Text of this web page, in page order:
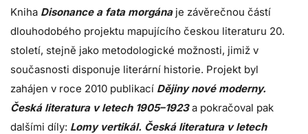
Kniha Disonance a fata morgánaje závěrečnou částí
dlouhodobého projektu mapujícího českou literaturu 20.
století, stejně jako metodologické možnosti, jimiž v
současnosti disponuje literární historie. Projekt byl
zahájen v roce 2010 publikací Dějiny nové moderny.
Česká literatura v letech 1905–1923a pokračoval pak
dalšími díly: Lomy vertikál. Česká literatura v letech